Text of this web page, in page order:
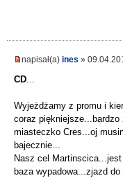
napisał(a) ines »
CD...
Wyjeżdżamy z promu i
coraz
miasteczko Cres...oj
bajecznie...
Nasz cel
baza wypadowa...zjazd